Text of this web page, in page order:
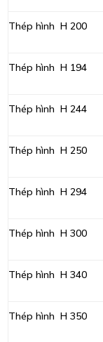
Thép hình H 200
Thép hình H 194
Thép hình H 244
Thép hình H 250
Thép hình H 294
Thép hình H 300
Thép hình H 340
Thép hình H 350